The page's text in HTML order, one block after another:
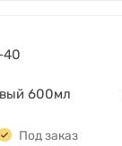
40
600мл
Под заказ